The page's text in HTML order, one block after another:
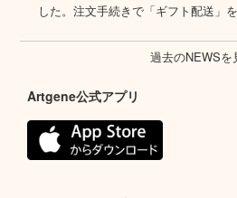
した。注文手続きで「ギフト配送」
過去のNEWSを
Artgene公式アプリ